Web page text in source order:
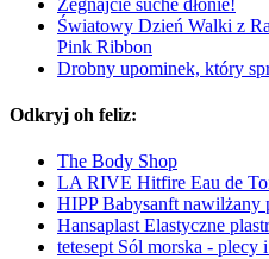
Światowy Dzień Walki z
Pink Ribbon
Drobny upominek, który
Odkryj oh feliz:
The Body Shop
LA RIVE Hitfire Eau de
HIPP Babysanft nawilżany
Hansaplast Elastyczne
tetesept Sól morska - plecy